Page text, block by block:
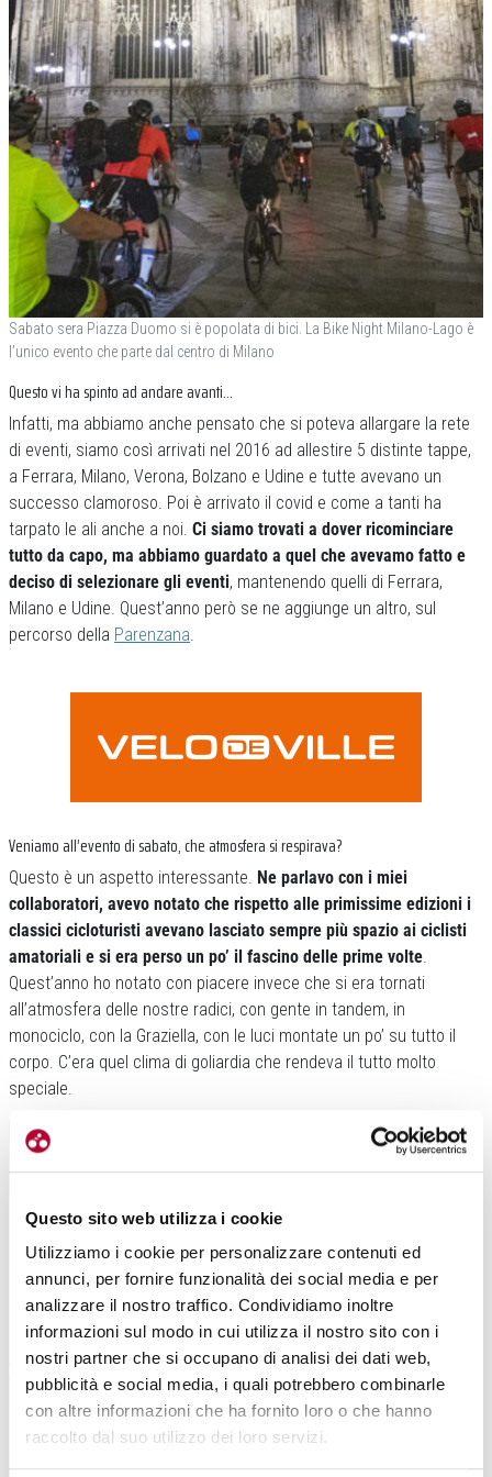
Questo sito web utilizza i cookie
Utilizziamo i cookie per personalizzare contenuti ed
annunci, per fornire funzionalità dei social media e per
analizzare il nostro traffico. Condividiamo inoltre
informazioni sul modo in cui utilizza il nostro sito con i
nostri partner che si occupano di analisi dei dati web,
pubblicità e social media, i quali potrebbero combinarle
con altre informazioni che ha fornito loro o che hanno
raccolto dal suo utilizzo dei loro servizi.
Sabato sera Piazza Duomo si è popolata di bici. La Bike Night Milano-Lago è
l’unico evento che parte dal centro di Milano
Questo vi ha spinto ad andare avanti…
Infatti, ma abbiamo anche pensato che si poteva allargare la rete
di eventi, siamo così arrivati nel 2016 ad allestire 5 distinte tappe,
a Ferrara, Milano, Verona, Bolzano e Udine e tutte avevano un
successo clamoroso. Poi è arrivato il covid e come a tanti ha
tarpato le ali anche a noi. Ci siamo trovati a dover ricominciare
tutto da capo, ma abbiamo guardato a quel che avevamo fatto e
deciso di selezionare gli eventi, mantenendo quelli di Ferrara,
Milano e Udine. Quest’anno però se ne aggiunge un altro, sul
percorso della Parenzana.
Veniamo all’evento di sabato, che atmosfera si respirava?
Questo è un aspetto interessante. Ne parlavo con i miei
collaboratori, avevo notato che rispetto alle primissime edizioni i
classici cicloturisti avevano lasciato sempre più spazio ai ciclisti
amatoriali e si era perso un po’ il fascino delle prime volte.
Quest’anno ho notato con piacere invece che si era tornati
all’atmosfera delle nostre radici, con gente in tandem, in
monociclo, con la Graziella, con le luci montate un po’ su tutto il
corpo. C’era quel clima di goliardia che rendeva il tutto molto
speciale.
L’atmosfera della Bike Night è stata all’insegna della goliardia e dell’allegria.
Nessuno spirito competitivo